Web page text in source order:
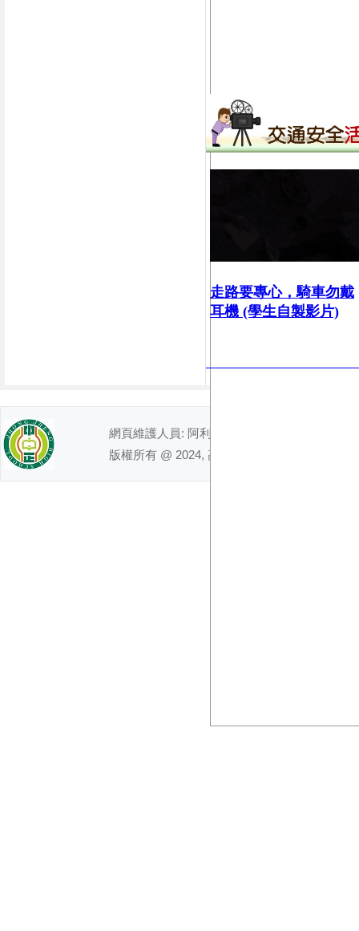
走路要專心，騎車勿戴
耳機 (學生自製影片)
網頁維護人員: 阿利｜ 電話 : (07)7491992
版權所有 @ 2024, 高雄市立中正高級中學. All